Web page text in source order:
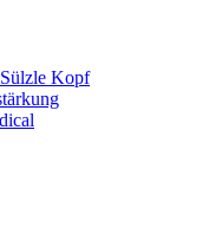
Kopf